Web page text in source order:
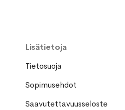
Lisätietoja
Tietosuoja
Sopimusehdot
Saavutettavuusseloste